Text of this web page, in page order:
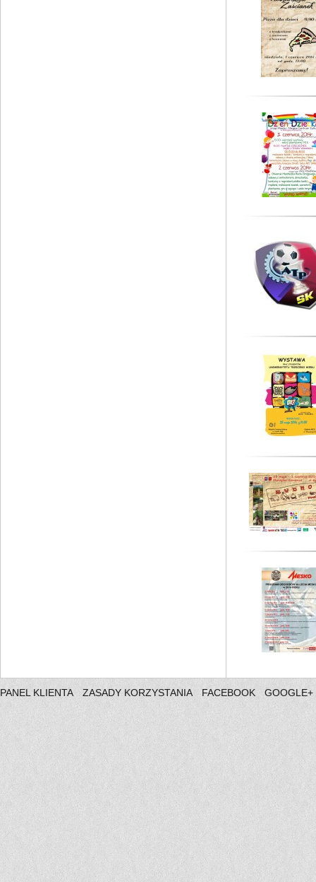
PANEL KLIENTA ZASADY KORZYSTANIA FACEBOOK GOOGLE+